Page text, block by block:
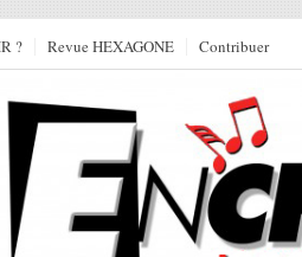
? Revue HEXAGONE Contribuer